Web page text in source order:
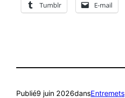
Tumblr E-mail
Publié9 juin 2026dansEntremets